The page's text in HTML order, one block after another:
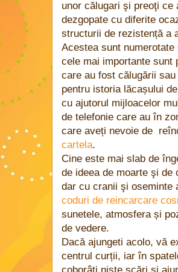
unor călugari şi preoţi
dezgopate cu diferite
structurii de rezistență a
Acestea sunt
cele mai importante sunt
care au fost călugării
pentru istoria lăcașului
cu ajutorul mijloacelor
de telefonie care au în
care aveți nevoie de
cartela.
Cine este mai slab de
de ideea de moarte şi
dar cu cranii şi oseminte
coduri de reincarcare
sunetele, atmosfera și
de vedere.
Dacă ajungeti acolo, vă
centrul curții, iar în
coborâţi niste scări şi